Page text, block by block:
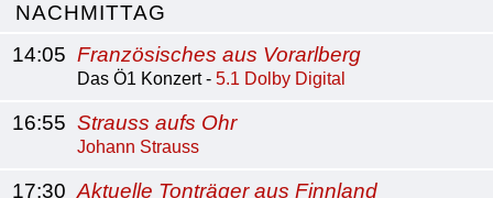
NACHMITTAG
14:05 Französisches aus Vorarlberg
Das Ö1 Konzert - 5.1 Dolby Digital
16:55 Strauss aufs Ohr
Johann Strauss
17:30 Aktuelle Tonträger aus Finnland